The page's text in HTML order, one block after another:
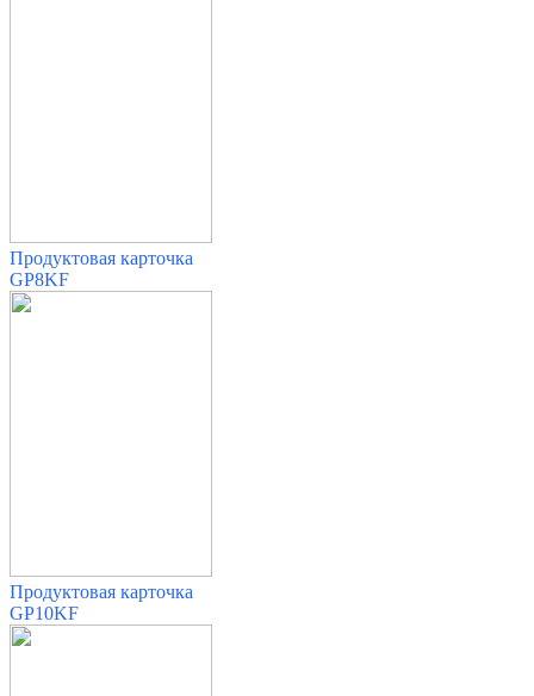
Продуктовая карточка
GP8KF
Продуктовая карточка
GP10KF